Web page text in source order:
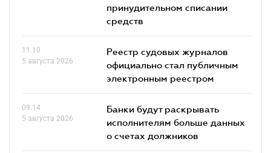
принудительном списании
средств
11.10
5 августа 2026
Реестр судовых журналов
официально стал публичным
электронным реестром
09.14
5 августа 2026
Банки будут раскрывать
исполнителям больше данных
о счетах должников